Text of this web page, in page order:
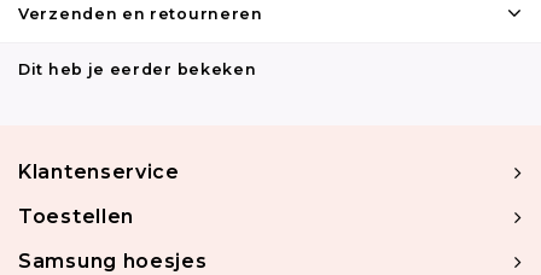
Verzenden en retourneren
Dit heb je eerder bekeken
Klantenservice
Toestellen
Samsung hoesjes